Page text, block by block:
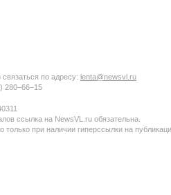
по адресу: lenta@newsvl.ru
280−66−15
ссылка на NewsVL.ru обязательна.
только при наличии гиперссылки на